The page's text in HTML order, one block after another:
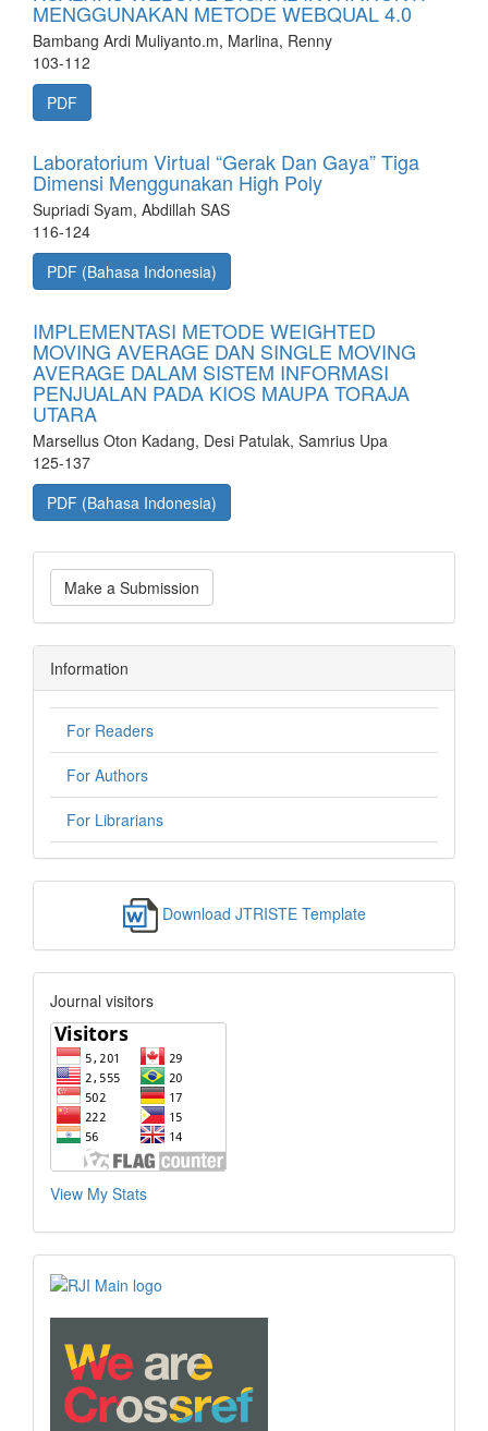
MENGGUNAKAN METODE WEBQUAL 4.0
Bambang Ardi Muliyanto.m, Marlina, Renny
103-112
PDF
Laboratorium Virtual “Gerak Dan Gaya” Tiga
Dimensi Menggunakan High Poly
Supriadi Syam, Abdillah SAS
116-124
PDF (Bahasa Indonesia)
IMPLEMENTASI METODE WEIGHTED
MOVING AVERAGE DAN SINGLE MOVING
AVERAGE DALAM SISTEM INFORMASI
PENJUALAN PADA KIOS MAUPA TORAJA
UTARA
Marsellus Oton Kadang, Desi Patulak, Samrius Upa
125-137
PDF (Bahasa Indonesia)
Make a Submission
Information
For Readers
For Authors
For Librarians
Download JTRISTE Template
Journal visitors
View My Stats